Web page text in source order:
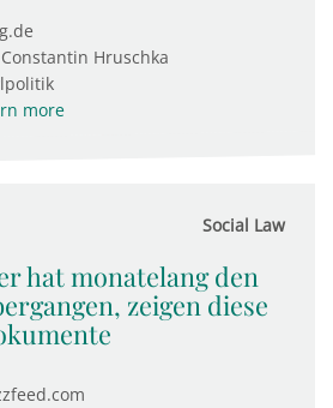
Hruschka
more
Social Law
hat monatelang den
zeigen diese